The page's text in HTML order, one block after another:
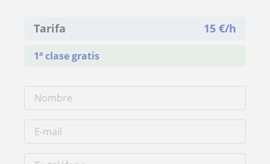
Tarifa 15 €/h
1ª clase gratis